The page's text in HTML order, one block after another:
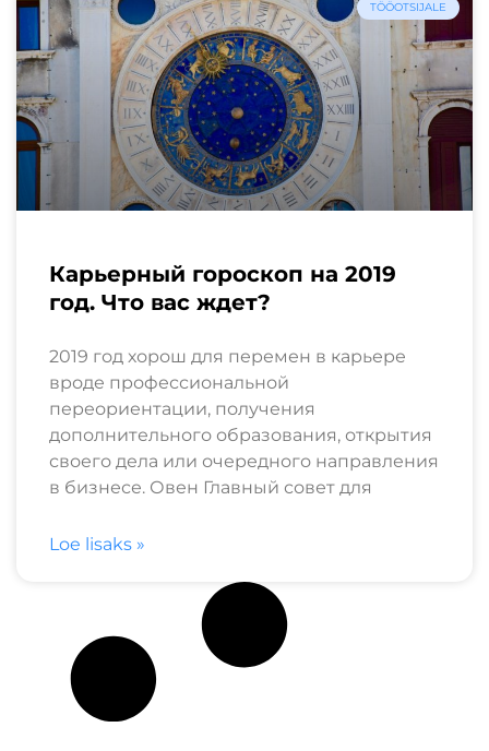
TÖÖOTSIJALE
Карьерный гороскоп на 2019
год. Что вас ждет?
2019 год хорош для перемен в карьере
вроде профессиональной
переориентации, получения
дополнительного образования, открытия
своего дела или очередного направления
в бизнесе. Овен Главный совет для
Loe lisaks »